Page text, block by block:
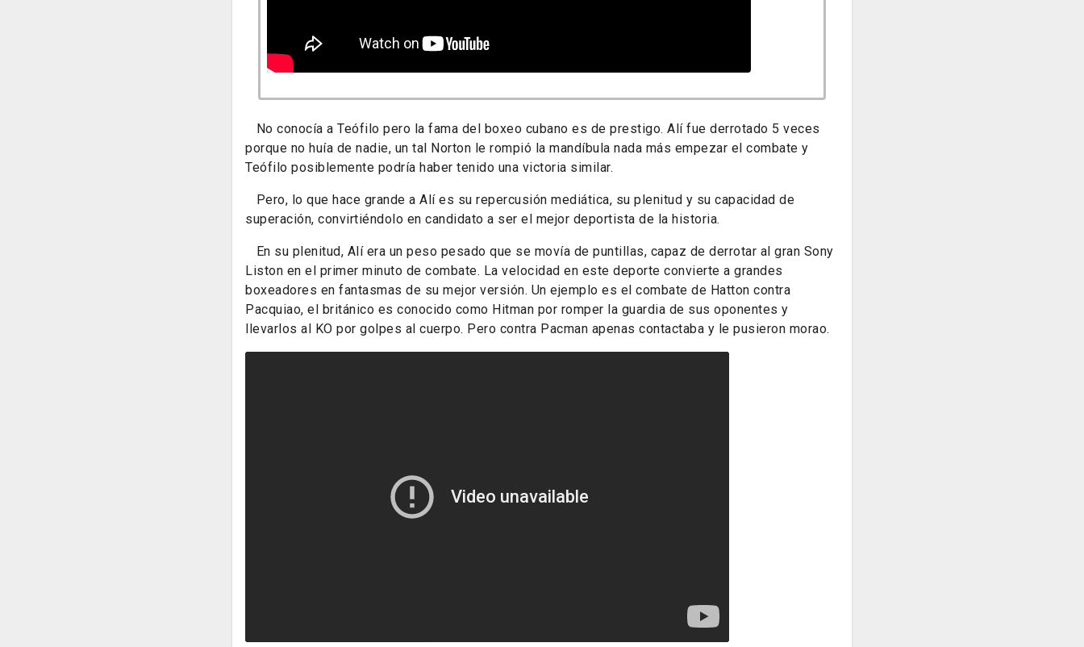
No conocía a Teófilo pero la fama del boxeo cubano es de prestigo. Alí fue derrotado 5 veces
porque no huía de nadie, un tal Norton le rompió la mandíbula nada más empezar el combate y
Teófilo posiblemente podría haber tenido una victoria similar.
Pero, lo que hace grande a Alí es su repercusión mediática, su plenitud y su capacidad de
superación, convirtiéndolo en candidato a ser el mejor deportista de la historia.
En su plenitud, Alí era un peso pesado que se movía de puntillas, capaz de derrotar al gran Sony
Liston en el primer minuto de combate. La velocidad en este deporte convierte a grandes
boxeadores en fantasmas de su mejor versión. Un ejemplo es el combate de Hatton contra
Pacquiao, el británico es conocido como Hitman por romper la guardia de sus oponentes y
llevarlos al KO por golpes al cuerpo. Pero contra Pacman apenas contactaba y le pusieron morao.